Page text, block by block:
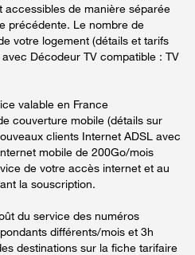
accessibles de manière séparée
précédente. Le nombre de
votre logement (détails et tarifs
Décodeur TV compatible : TV
valable en France
couverture mobile (détails sur
clients Internet ADSL avec
mobile de 200Go/mois
de votre accès internet et au
la souscription.
du service des numéros
différents/mois et 3h
destinations sur la fiche tarifaire